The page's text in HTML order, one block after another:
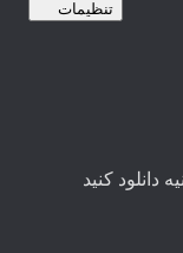
تنظیمات